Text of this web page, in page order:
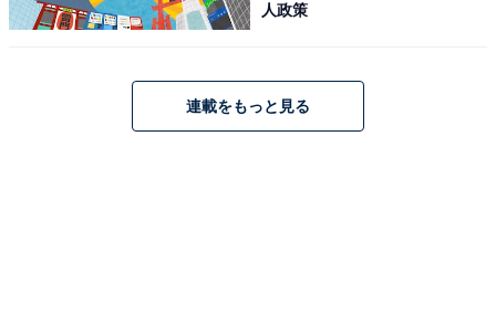
人政策
連載をもっと見る